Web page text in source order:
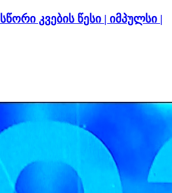
კვების წესი | იმპულსი |